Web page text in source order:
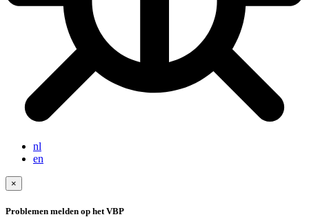
nl
en
×
Problemen melden op het VBP